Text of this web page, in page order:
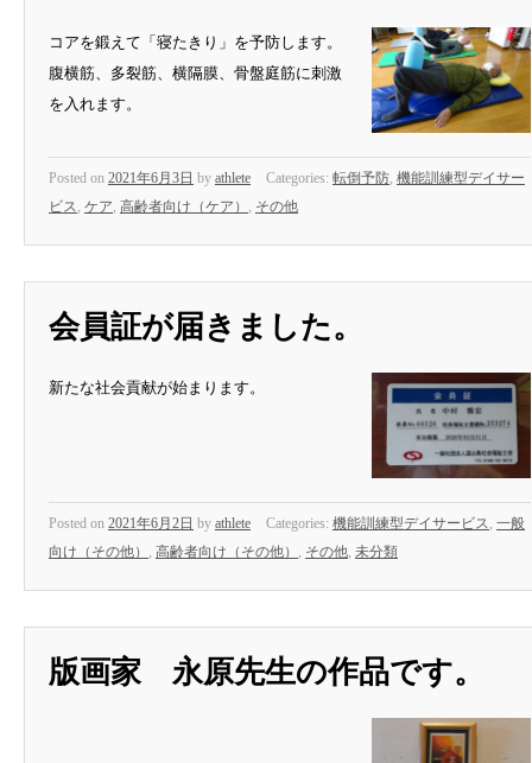
コアを鍛えて「寝たきり」を予防します。
腹横筋、多裂筋、横隔膜、骨盤庭筋に刺激
を入れます。
Posted on 2021年6月3日 by athlete Categories: 転倒予防, 機能訓練型デイサー
ビス, ケア, 高齢者向け（ケア） , その他
会員証が届きました。
新たな社会貢献が始まります。
Posted on 2021年6月2日 by athlete Categories: 機能訓練型デイサービス, 一般
向け（その他） , 高齢者向け（その他） , その他, 未分類
版画家 永原先生の作品です。